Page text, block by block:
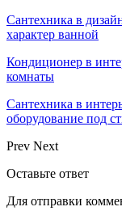
Сантехника в
характер ванной
Кондиционер в
комнаты
Сантехника в
оборудование под
Prev Next
Оставьте ответ
Для отправки